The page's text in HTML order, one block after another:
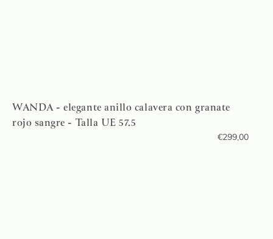
WANDA - elegante anillo calavera con granate
rojo sangre - Talla UE 57.5
€299,00